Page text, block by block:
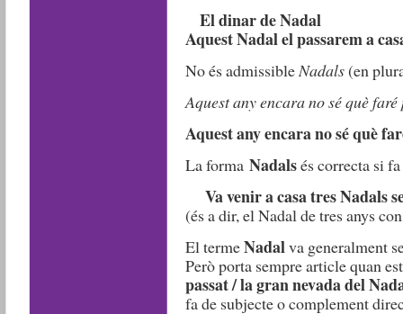
El dinar de Nadal
Aquest Nadal el passarem a
No és admissible Nadals(en
Aquest any encara no sé què
Aquest any encara no sé què
La forma Nadalsés correcta si
Va venir a casa tres Nadals
(és a dir, el Nadal de tres anys
El termeNadalva generalment
Però porta sempre article quan
passat / la gran nevada del
fa de subjecte o complement